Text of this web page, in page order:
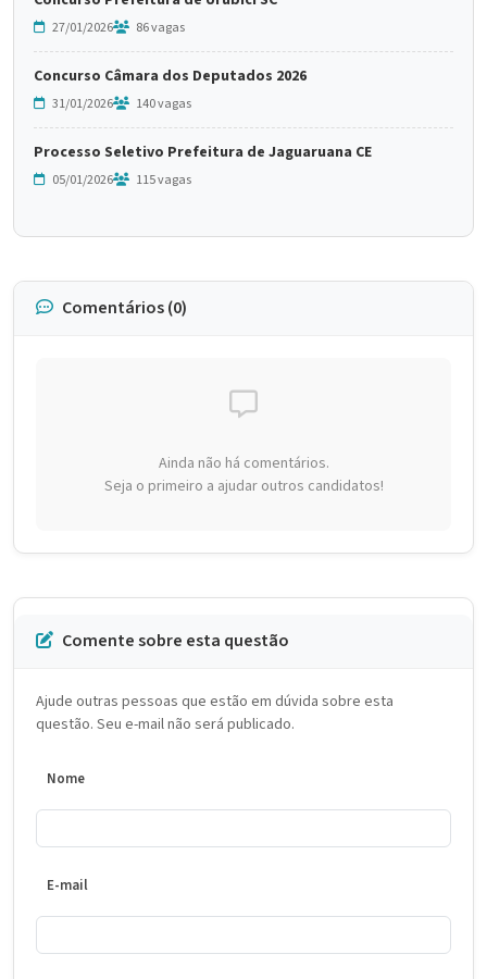
27/01/2026 86 vagas
Concurso Câmara dos Deputados 2026
31/01/2026 140 vagas
Processo Seletivo Prefeitura de Jaguaruana CE
05/01/2026 115 vagas
Comentários (0)
Ainda não há comentários.
Seja o primeiro a ajudar outros candidatos!
Comente sobre esta questão
Ajude outras pessoas que estão em dúvida sobre esta
questão. Seu e-mail não será publicado.
Nome
E-mail